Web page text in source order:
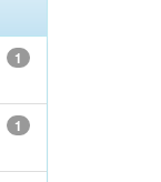
1
1